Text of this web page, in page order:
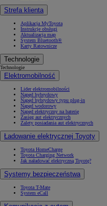
Strefa klienta
Aplikacja MyToyota
Instrukcje obsługi
Aktualizacja map
System Bluetooth®
Karty Ratownicze
Technologie
Technologie
Elektromobilność
Lider elektromobilności
Napęd hybrydowy
Napęd hybrydowy typu plug-in
Napęd wodorowy
Napęd elektryczny na baterię
Zasięg aut elektrycznych
Zalety posiadania aut elektrycznych
Ładowanie elektrycznej Toyoty
Toyota HomeCharge
Toyota Charging Network
Jak naładować elektryczną Toyotę?
Systemy bezpieczeństwa
Toyota T-Mate
System eCall